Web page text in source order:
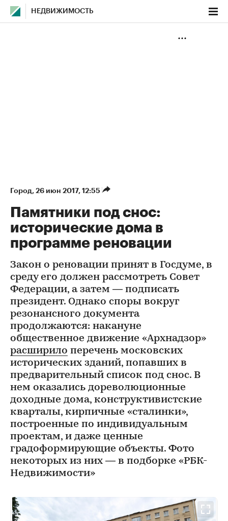
НЕДВИЖИМОСТЬ
Город⁠, 26 июн 2017, 12:55
Памятники под снос:
исторические дома в
программе реновации
Закон о реновации принят в Госдуме, в
среду его должен рассмотреть Совет
Федерации, а затем — подписать
президент. Однако споры вокруг
резонансного документа
продолжаются: накануне
общественное движение «Архнадзор»
расширило перечень московских
исторических зданий, попавших в
предварительный список под снос. В
нем оказались дореволюционные
доходные дома, конструктивистские
кварталы, кирпичные «сталинки»,
построенные по индивидуальным
проектам, и даже ценные
градоформирующие объекты. Фото
некоторых из них — в подборке «РБК-
Недвижимости»